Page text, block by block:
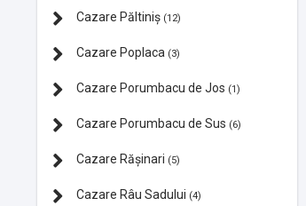
Cazare Păltiniș (12)
Cazare Poplaca (3)
Cazare Porumbacu de Jos (1)
Cazare Porumbacu de Sus (6)
Cazare Rășinari (5)
Cazare Râu Sadului (4)